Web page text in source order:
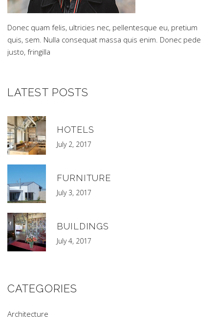
Donec quam felis, ultricies nec, pellentesque eu, pretium
quis, sem. Nulla consequat massa quis enim. Donec pede
justo, fringilla
LATEST POSTS
HOTELS
July 2, 2017
FURNITURE
July 3, 2017
BUILDINGS
July 4, 2017
CATEGORIES
Architecture